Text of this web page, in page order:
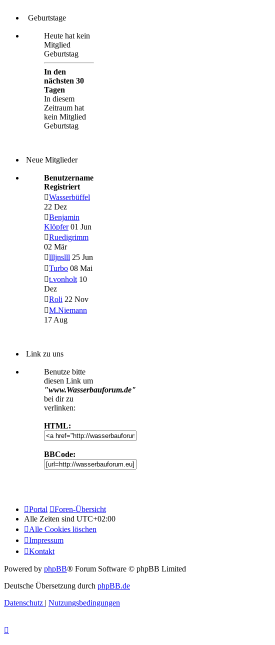
Geburtstage
Heute hat kein
Mitglied
Geburtstag
In den
nächsten 30
Tagen
In diesem
Zeitraum hat
kein Mitglied
Geburtstag
Neue Mitglieder
Benutzername
Registriert
Wasserbüffel
22 Dez
Benjamin
Klöpfer 01 Jun
Ruedigrimm
02 Mär
llljnslll 25 Jun
Turbo 08 Mai
t.vonholt 10
Dez
Roli 22 Nov
M.Niemann
17 Aug
Link zu uns
Benutze bitte
diesen Link um
"www.Wasserbauforum.de"
bei dir zu
verlinken:
HTML:
BBCode:
Portal
Foren-Übersicht
Alle Zeiten sind UTC+02:00
Alle Cookies löschen
Impressum
Kontakt
Powered by phpBB® Forum Software © phpBB Limited
Deutsche Übersetzung durch phpBB.de
Datenschutz | Nutzungsbedingungen